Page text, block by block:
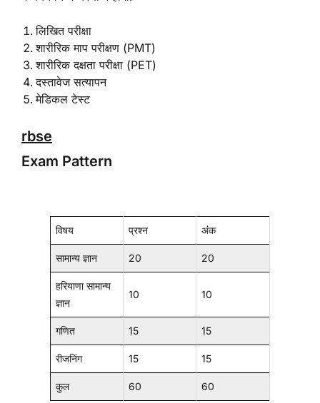
लिखित परीक्षा
शारीरिक माप परीक्षण (PMT)
शारीरिक दक्षता परीक्षा (PET)
दस्तावेज सत्यापन
मेडिकल टेस्ट
rbse
Exam Pattern
विषय प्रश्न अंक
सामान्य ज्ञान 20 20
हरियाणा सामान्य
ज्ञान
10 10
गणित 15 15
रीजनिंग 15 15
कुल 60 60